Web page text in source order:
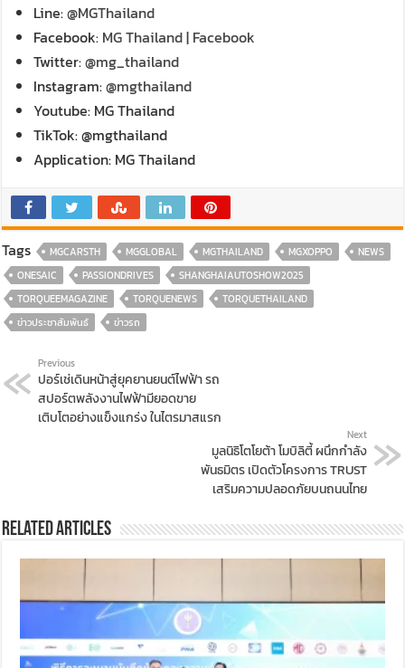
Line:@MGThailand
Facebook: MG Thailand | Facebook
Twitter:@mg_thailand
Instagram:@mgthailand
Youtube: MG Thailand
TikTok: @mgthailand
Application: MG Thailand
Tags MGCARSTH MGGLOBAL MGTHAILAND MGXOPPO
NEWS
ONESAIC
PASSIONDRIVES
SHANGHAIAUTOSHOW2025
TORQUEEMAGAZINE
TORQUENEWS
TORQUETHAILAND
ข่าวประชาสัมพันธ์
ข่าวรถ
Previous
ปอร์เช่เดินหน้าสู่ยุคยานยนต์ไฟฟ้า รถ
สปอร์ตพลังงานไฟฟ้ามียอดขาย
เติบโตอย่างแข็งแกร่ง ในไตรมาสแรก
Next
มูลนิธิโตโยต้า โมบิลิตี้ ผนึกกำลัง
พันธมิตร เปิดตัวโครงการ TRUST
เสริมความปลอดภัยบนถนนไทย
Related Articles